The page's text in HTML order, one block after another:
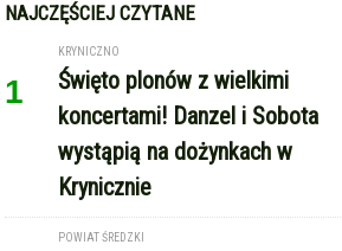
NAJCZĘŚCIEJ CZYTANE
1
KRYNICZNO
Święto plonów z wielkimi
koncertami! Danzel i Sobota
wystąpią na dożynkach w
Krynicznie
POWIAT ŚREDZKI